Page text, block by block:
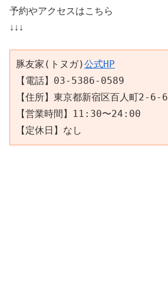
予約やアクセスはこちら
↓↓↓
豚友家(トヌガ)公式HP
【電話】03-5386-0589
【住所】東京都新宿区百人町2-6-6
【営業時間】11:30〜24:00
【定休日】なし